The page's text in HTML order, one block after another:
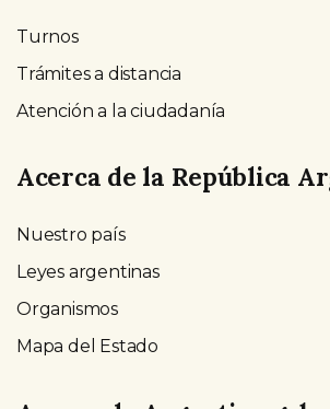
Turnos
Trámites a distancia
Atención a la ciudadanía
Acerca de la República
Nuestro país
Leyes argentinas
Organismos
Mapa del Estado